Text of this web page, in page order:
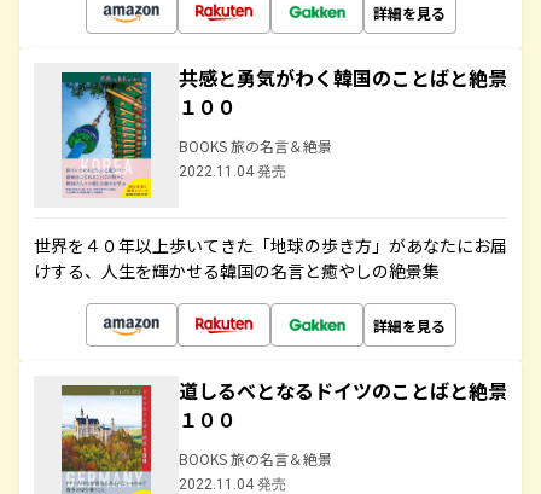
詳細を見る
共感と勇気がわく韓国のことばと絶景
１００
BOOKS 旅の名言＆絶景
2022.11.04 発売
世界を４０年以上歩いてきた「地球の歩き方」があなたにお届
けする、人生を輝かせる韓国の名言と癒やしの絶景集
詳細を見る
道しるべとなるドイツのことばと絶景
１００
BOOKS 旅の名言＆絶景
2022.11.04 発売